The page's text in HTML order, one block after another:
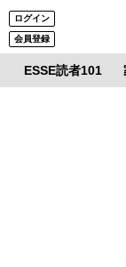
ログイン
会員登録
ESSE読者101